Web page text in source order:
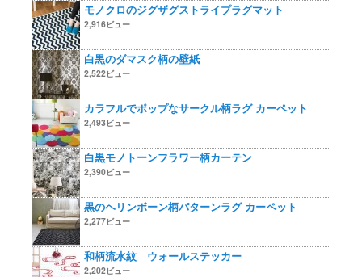
モノクロのジグザグストライプラグマット
2,916ビュー
白黒のダマスク柄の壁紙
2,522ビュー
カラフルでポップなサークル柄ラグ カーペット
2,493ビュー
白黒モノトーンフラワー柄カーテン
2,390ビュー
黒のヘリンボーン柄パターンラグ カーペット
2,277ビュー
和柄流水紋 ウォールステッカー
2,202ビュー